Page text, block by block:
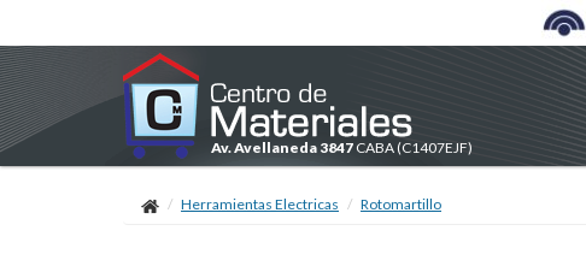
Av. Avellaneda 3847 CABA(C1407EJF)
Herramientas Electricas Rotomartillo